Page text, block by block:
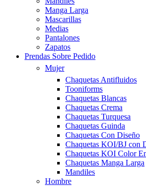
Manga Larga
Mascarillas
Medias
Pantalones
Zapatos
Prendas Sobre Pedido
Mujer
Chaquetas Antifluidos
Tooniforms
Chaquetas Blancas
Chaquetas Crema
Chaquetas Turquesa
Chaquetas Guinda
Chaquetas Con Diseño
Chaquetas KOI/BJ con
Chaquetas KOI Color
Chaquetas Manga Larga
Mandiles
Hombre